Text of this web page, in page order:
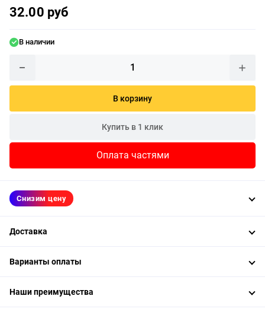
32.00 руб
В наличии
В корзину
Купить в 1 клик
Оплата частями
Снизим цену
Доставка
Варианты оплаты
Наши преимущества